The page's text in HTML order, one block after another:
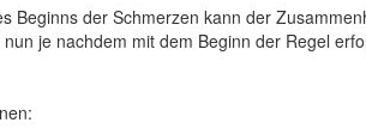
Beginns der Schmerzen kann der
je nachdem mit dem Beginn der Regel